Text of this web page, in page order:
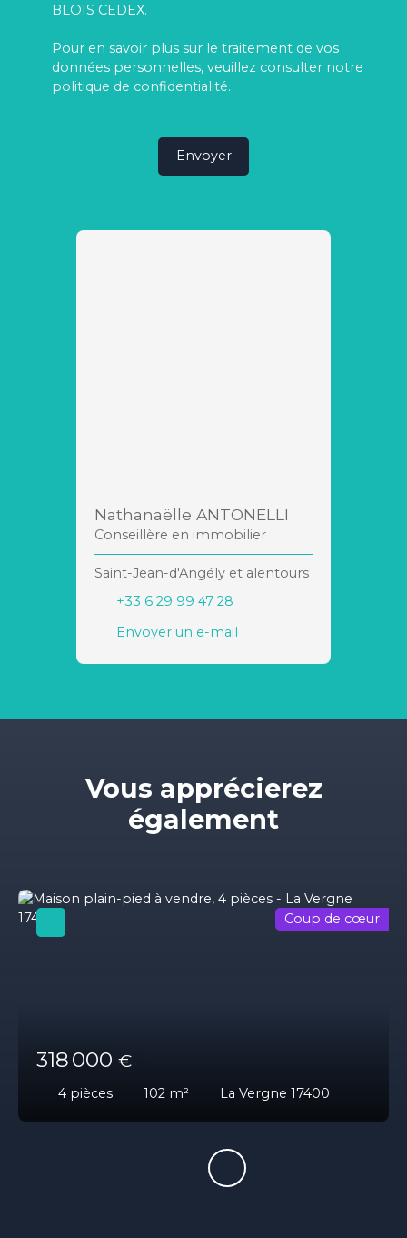
BLOIS CEDEX.
Pour en savoir plus sur le traitement de vos
données personnelles, veuillez consulter notre
politique de confidentialité.
Envoyer
Nathanaëlle ANTONELLI
Conseillère en immobilier
Saint-Jean-d'Angély et alentours
+33 6 29 99 47 28
Envoyer un e-mail
Vous apprécierez
également
318 000 €
4 pièces 102 m² La Vergne 17400
Coup de cœur